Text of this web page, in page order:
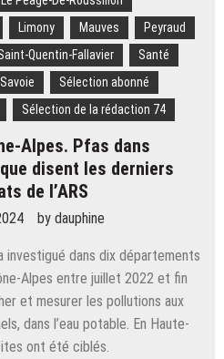
Limony Mauves
Peyraud
Quentin-Fallavier
Santé
Savoie
Sélection abonné
Sélection de la rédaction 74
Alpes. Pfas dans
disent les derniers
de l’ARS
by dauphine
investigué dans dix départements
Alpes entre juillet 2022 et fin
et mesurer les pollutions aux
dans l’eau potable. En Haute-
ont été ciblés.